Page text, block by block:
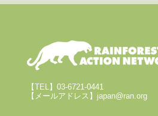
【TEL】03-6721-0441
【メールアドレス】japan@ran.org